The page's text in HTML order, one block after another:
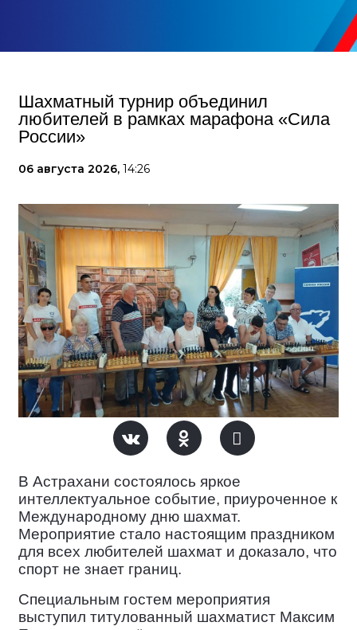
Шахматный турнир объединил
любителей в рамках марафона «Сила
России»
06 августа 2026, 14:26
В Астрахани состоялось яркое
интеллектуальное событие, приуроченное к
Международному дню шахмат.
Мероприятие стало настоящим праздником
для всех любителей шахмат и доказало, что
спорт не знает границ.
Специальным гостем мероприятия
выступил титулованный шахматист Максим